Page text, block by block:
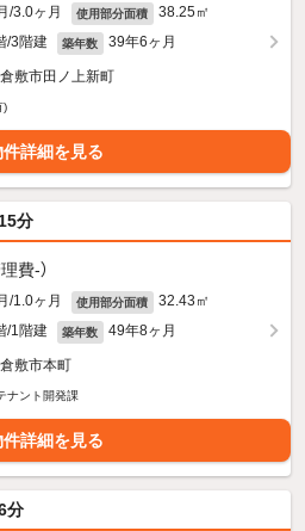
/3.0ヶ月 使用部分面積 38.25㎡
/3階建 築年数 39年6ヶ月
敷市田ノ上新町
)
件詳細を見る
分
理費-）
/1.0ヶ月 使用部分面積 32.43㎡
/1階建 築年数 49年8ヶ月
敷市本町
ナント開発課
件詳細を見る
分